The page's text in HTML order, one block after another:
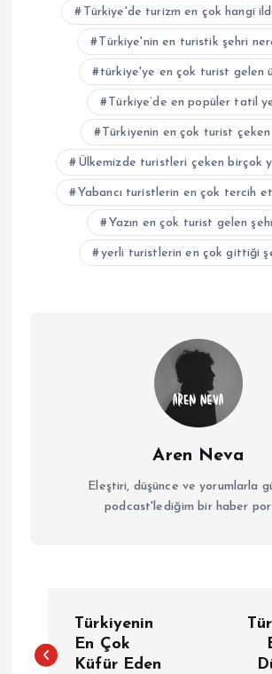
Türkiye'de turizm en çok hangi
Türkiye'nin en turistik şehri
türkiye'ye en çok turist gelen
Türkiye’de en popüler tatil
Türkiyenin en çok turist çeken
Ülkemizde turistleri çeken birçok
Yabancı turistlerin en çok tercih
Yazın en çok turist gelen
yerli turistlerin en çok gittiği
Aren Neva
Eleştiri, düşünce ve yorumlarla
podcast'lediğim bir haber
a
Türkiyenin
En Çok
Küfür Eden